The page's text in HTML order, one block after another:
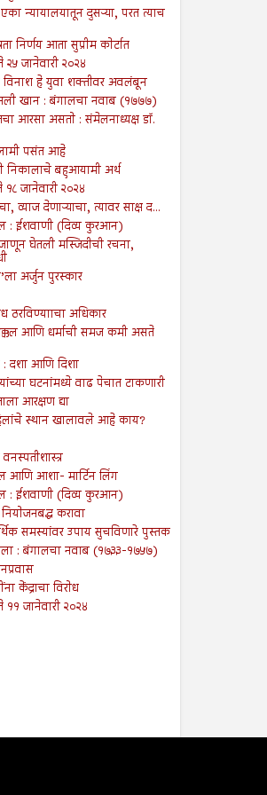
गलथान
09
तरुण नेतृत्वाचा अभाव
अधोगतीस कारणीभूत ठरू
Shodhan
न्यायालयातून दुसऱ्या, परत त्याच
निर्णय आता सुप्रीम कोर्टात
२५ जानेवारी २०२४
विनाश हे युवा शक्तीवर अवलंबून
खान : बंगालचा नवाब (१७७७)
आरसा असतो : संमेलनाध्यक्ष डॉ.
पसंत आहे
निकालाचे बहुआयामी अर्थ
१८ जानेवारी २०२४
व्याज देणाऱ्याचा, त्यावर साक्ष द...
: ईशवाणी (दिव्य कुरआन)
घेतली मस्जिदीची रचना,
अर्जुन पुरस्कार
अधिकार
आणि धर्माची समज कमी असते
दशा आणि दिशा
घटनांमध्ये वाढ पेचात टाकणारी
आरक्षण द्या
स्थान खालावले आहे काय?
आणि आशा- मार्टिन लिंग
: ईशवाणी (दिव्य कुरआन)
करावा
समस्यांवर उपाय सुचविणारे पुस्तक
: बंगालचा नवाब (१७३३-१७५७)
केंद्राचा विरोध
११ जानेवारी २०२४